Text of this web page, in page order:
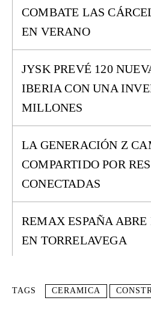
COMBATE LAS
EN VERANO
JYSK PREVÉ 120
IBERIA CON UNA
MILLONES
LA GENERACIÓN Z
COMPARTIDO POR
CONECTADAS
REMAX ESPAÑA
EN TORRELAVEGA
TAGS CERAMICA